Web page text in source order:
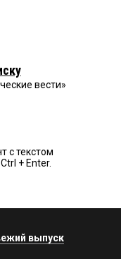
вести»
с текстом
+ Enter.
выпуск